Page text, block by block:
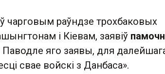
чарговым раўндзе трохбаковых
і Кіевам, заявіў
Паводле яго заявы, для
свае войскі з Данбаса».